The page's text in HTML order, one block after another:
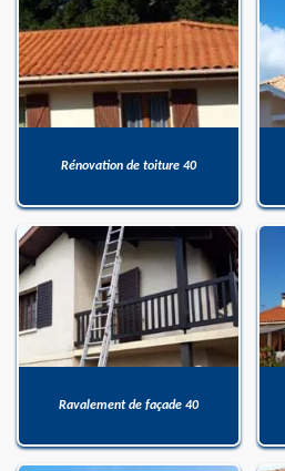
Rénovation de toiture 40
Ravalement de façade 40